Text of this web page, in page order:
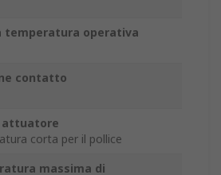
temperatura operativa
contatto
attuatore
corta per il pollice
massima di